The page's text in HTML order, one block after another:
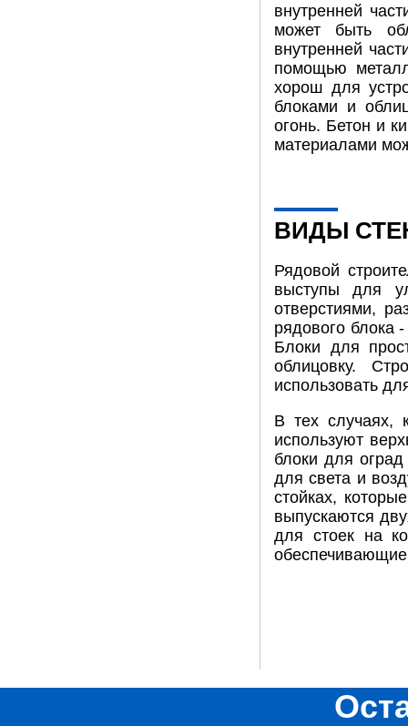
внутренней
может быть
внутренней
помощью
хорош для
блоками и
огонь. Бетон и
материалами
ВИДЫ
Рядовой
выступы для
отверстиями,
рядового блока
Блоки для
облицовку.
использовать
В тех случаях,
используют
блоки для
для света и
стойках,
выпускаются
для стоек на